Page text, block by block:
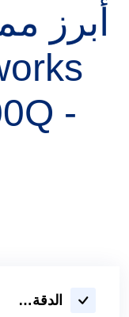
أبرز
-
الدقة…